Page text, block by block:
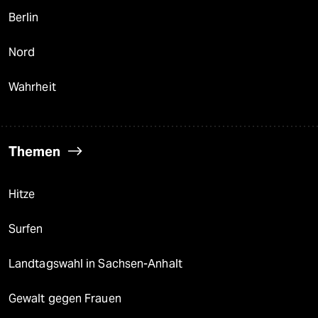
Berlin
Nord
Wahrheit
Themen
Hitze
Surfen
Landtagswahl in Sachsen-Anhalt
Gewalt gegen Frauen